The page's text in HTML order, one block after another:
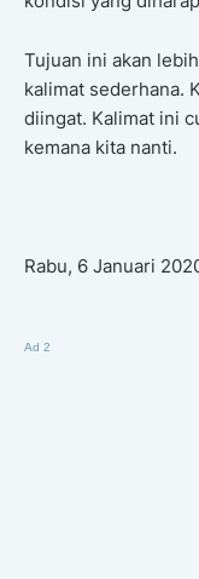
Tujuan ini akan
kalimat sederhana.
diingat. Kalimat ini
kemana kita nanti.
Rabu, 6 Januari
Ad 2